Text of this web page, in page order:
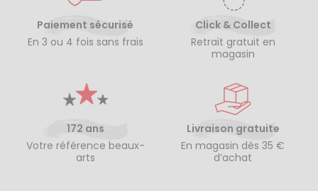
Paiement sécurisé
En 3 ou 4 fois sans frais
Click & Collect
Retrait gratuit en
magasin
172 ans
Votre référence beaux-
arts
Livraison gratuite
En magasin dès 35 €
d’achat